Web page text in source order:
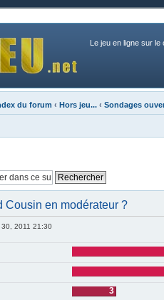
Le jeu en ligne sur le
du forum ‹ Hors jeu... ‹ Sondages
Cousin en modérateur ?
30, 2011 21:30
3